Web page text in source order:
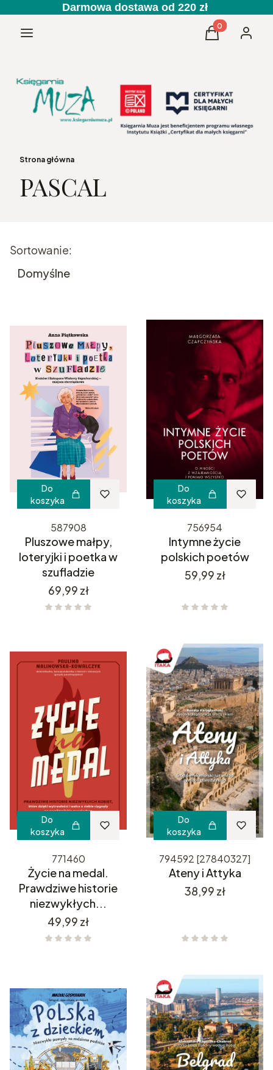
Darmowa dostawa od 220 zł
Menu Produkty w
Koszyk
Strona główna
PASCAL
Lista produktów
Sortowanie:
Domyślne
Do
koszyka
587908
Pluszowe małpy,
loteryjki i poetka w
szufladzie
Cena
69,99 zł
Do
koszyka
756954
Intymne życie
polskich poetów
Cena
59,99 zł
Do
koszyka
771460
Życie na medal.
Prawdziwe historie
niezwykłych...
Cena
49,99 zł
Do
koszyka
794592 [27840327]
Ateny i Attyka
Cena
38,99 zł